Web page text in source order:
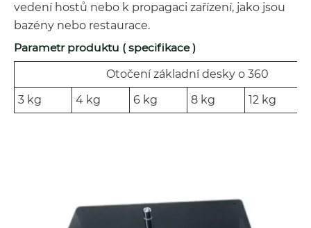
vedení hostů nebo k propagaci zařízení, jako jsou
bazény nebo restaurace.
Parametr produktu ( specifikace )
Otočení základní desky o 360
3 kg
4 kg 6 kg 8 kg 12 kg